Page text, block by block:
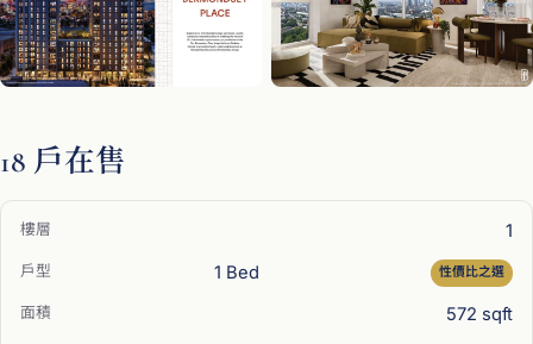
18 戶在售
1
1 Bed
性價比之選
572 sqft